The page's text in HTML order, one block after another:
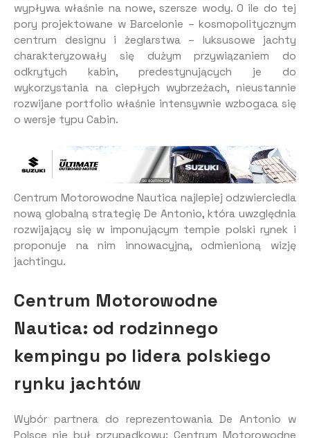
wypływa właśnie na nowe, szersze wody. O ile do tej
pory projektowane w Barcelonie – kosmopolitycznym
centrum designu i żeglarstwa – luksusowe jachty
charakteryzowały się dużym przywiązaniem do
odkrytych kabin, predestynujących je do
wykorzystania na ciepłych wybrzeżach, nieustannie
rozwijane portfolio właśnie intensywnie wzbogaca się
o wersje typu Cabin.
Centrum Motorowodne Nautica najlepiej odzwierciedla
nową globalną strategię De Antonio, która uwzględnia
rozwijający się w imponującym tempie polski rynek i
proponuje na nim innowacyjną, odmienioną wizję
jachtingu.
Centrum Motorowodne
Nautica: od rodzinnego
kempingu po lidera polskiego
rynku jachtów
Wybór partnera do reprezentowania De Antonio w
Polsce nie był przypadkowy: Centrum Motorowodne